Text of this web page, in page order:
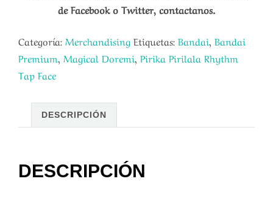
de Facebook o Twitter, contactanos.
Categoría: Merchandising Etiquetas: Bandai, Bandai
Premium, Magical Doremi, Pirika Pirilala Rhythm
Tap Face
DESCRIPCIÓN
DESCRIPCIÓN